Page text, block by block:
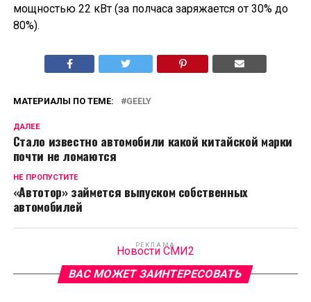
мощностью 22 кВт (за полчаса заряжается от 30% до
80%).
МАТЕРИАЛЫ ПО ТЕМЕ: GEELY
ДАЛЕЕ
Стало известно автомобили какой китайской марки
почти не ломаются
НЕ ПРОПУСТИТЕ
«Автотор» займется выпуском собственных
автомобилей
РЕКЛАМА
Новости СМИ2
ВАС МОЖЕТ ЗАИНТЕРЕСОВАТЬ